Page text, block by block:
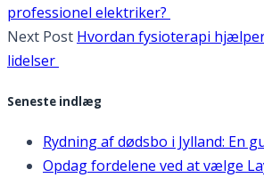
professionel elektriker?
Next Post Hvordan fysioterapi
lidelser
Seneste indlæg
Rydning af dødsbo i Jylland: En
Opdag fordelene ved at vælge